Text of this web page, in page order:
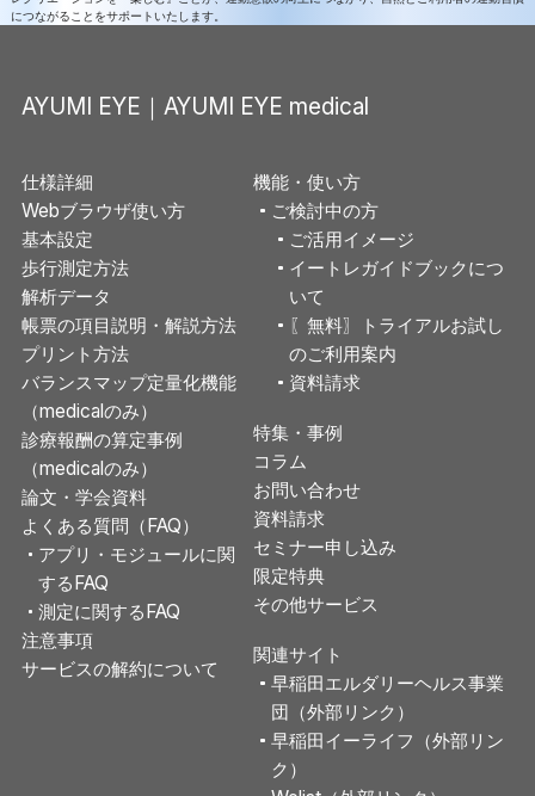
につながることをサポートいたします。
AYUMI EYE｜AYUMI EYE medical
仕様詳細
Webブラウザ使い方
基本設定
歩行測定方法
解析データ
帳票の項目説明・解説方法
プリント方法
バランスマップ定量化機能
（medicalのみ）
診療報酬の算定事例
（medicalのみ）
論文・学会資料
よくある質問（FAQ）
アプリ・モジュールに関
するFAQ
測定に関するFAQ
注意事項
サービスの解約について
機能・使い方
ご検討中の方
ご活用イメージ
イートレガイドブックにつ
いて
〖無料〗トライアルお試し
のご利用案内
資料請求
特集・事例
コラム
お問い合わせ
資料請求
セミナー申し込み
限定特典
その他サービス
関連サイト
早稲田エルダリーヘルス事業
団（外部リンク）
早稲田イーライフ（外部リン
ク）